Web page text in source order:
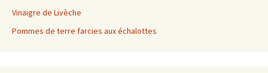
Vinaigre de Livèche
Pommes de terre farcies aux échalottes